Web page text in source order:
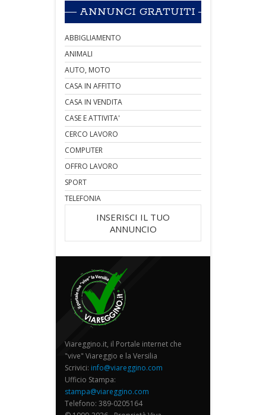
ANNUNCI GRATUITI
ABBIGLIAMENTO
ANIMALI
AUTO, MOTO
CASA IN AFFITTO
CASA IN VENDITA
CASE E ATTIVITA'
CERCO LAVORO
COMPUTER
OFFRO LAVORO
SPORT
TELEFONIA
INSERISCI IL TUO
ANNUNCIO
Viareggino.it, il Portale internet che
"vive" Viareggio e la Versilia
Scrivici: info@viareggino.com
Ufficio Stampa:
stampa@viareggino.com
Telefono: 389-0205164